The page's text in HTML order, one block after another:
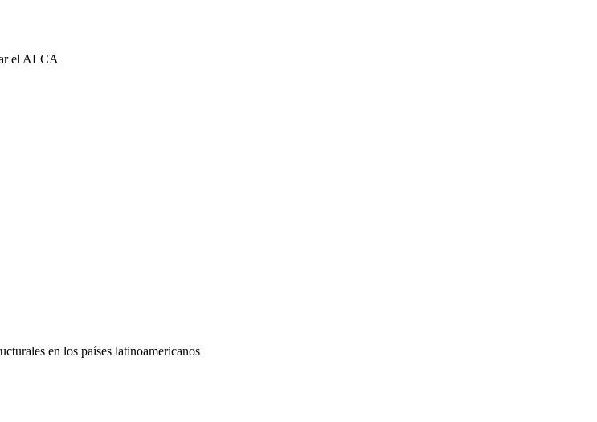
el ALCA
en los países latinoamericanos